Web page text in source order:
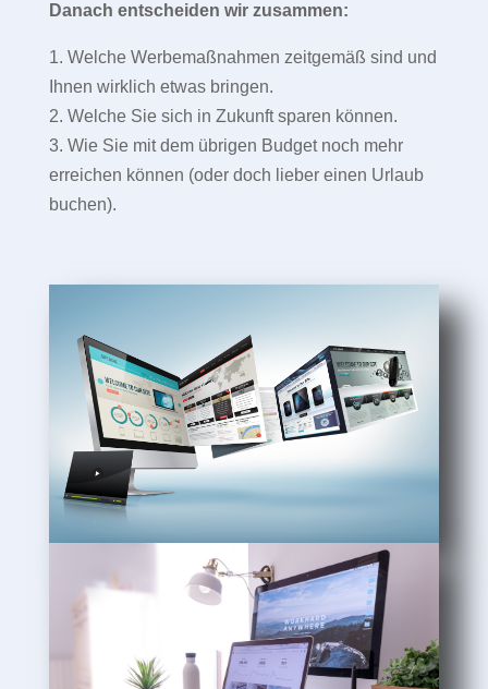
Danach entscheiden wir zusammen:
1. Welche Werbemaßnahmen zeitgemäß sind und
Ihnen wirklich etwas bringen.
2. Welche Sie sich in Zukunft sparen können.
3. Wie Sie mit dem übrigen Budget noch mehr
erreichen können (oder doch lieber einen Urlaub
buchen).